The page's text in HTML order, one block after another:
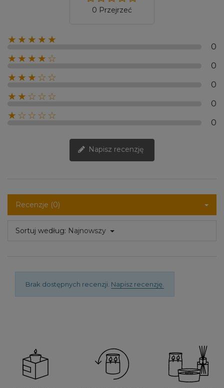
0 Przejrzeć
★★★★★
0
★★★★☆
0
★★★☆☆
0
★★☆☆☆
0
★☆☆☆☆
0
Napisz recenzję
Recenzje (0)
Sortuj według: Najnowszy
Brak dostępnych recenzji. Napisz recenzję.